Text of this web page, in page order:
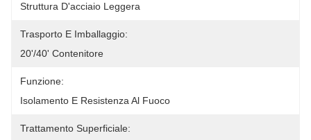
Struttura D'acciaio Leggera
Trasporto E Imballaggio:
20'/40' Contenitore
Funzione:
Isolamento E Resistenza Al Fuoco
Trattamento Superficiale: